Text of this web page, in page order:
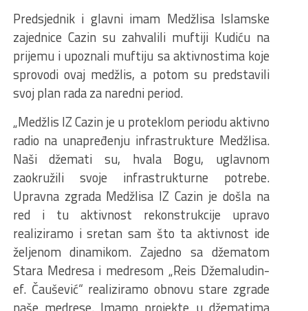
Predsjednik i glavni imam Medžlisa Islamske
zajednice Cazin su zahvalili muftiji Kudiću na
prijemu i upoznali muftiju sa aktivnostima koje
sprovodi ovaj medžlis, a potom su predstavili
svoj plan rada za naredni period.
„Medžlis IZ Cazin je u proteklom periodu aktivno
radio na unapređenju infrastrukture Medžlisa.
Naši džemati su, hvala Bogu, uglavnom
zaokružili svoje infrastrukturne potrebe.
Upravna zgrada Medžlisa IZ Cazin je došla na
red i tu aktivnost rekonstrukcije upravo
realiziramo i sretan sam što ta aktivnost ide
željenom dinamikom. Zajedno sa džematom
Stara Medresa i medresom „Reis Džemaludin-
ef. Čaušević“ realiziramo obnovu stare zgrade